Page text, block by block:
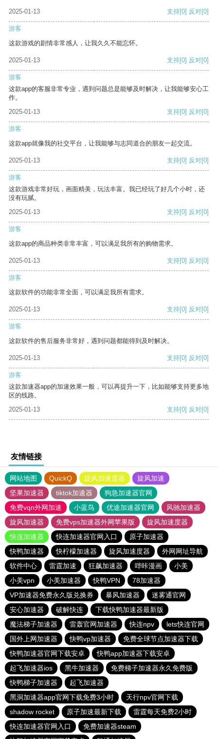
2025-01-13 支持[0] 反对[0]
游客
这款游戏的剧情非常感人，让我久久不能忘怀。
2025-01-13 支持[0] 反对[0]
游客
这款app的客服非常专业，遇到问题总是能够及时解决，让我能够安心工
作。
2025-01-13
支持[0] 反对[0]
游客
这款app就像我的社交平台，让我能够与志同道合的朋友一起交流。
2025-01-13 支持[0] 反对[0]
游客
这款游戏非常好玩，画面精美，玩法丰富。我已经玩了好几个小时，还
没有玩腻。
2025-01-13
支持[0] 反对[0]
游客
这款app的商品种类非常丰富，可以满足我所有的购物需求。
2025-01-13 支持[0] 反对[0]
游客
这款软件的功能非常全面，可以满足我所有需求。
2025-01-13 支持[0] 反对[0]
游客
这款软件的售后服务非常好，遇到问题都能得到及时解决。
2025-01-13 支持[0] 反对[0]
游客
这款加速器app的加速效果一般，可以再提升一下，比如能够支持更多地
区的线路。
2025-01-13
支持[0] 反对[0]
友情链接
网站地图 QuickQ 旋风加速度器
旋风加速
坚果加速器
tiktok加速器
狗急加速器官网
免费vqn外网加速
小蓝鸟 优途加速器官网
风驰加速器
旋风加速器
免费vps加速器外网苹果版
旋风加速度器
快连加速器
快连加速器官网入口
原子加速器
快鸭加速器
快柠檬加速器 旋风加速度器
外网网址导航
软件中心
雷霆加速 狂飙加速器 哔咔漫画
小美
小美vpn
小美加速器 快鸭VPN
78加速器
VP加速器免费永久版兑换券
暴风加速器
迷雾通官网
安心加速器
破解快连
下载快鸭加速器最新版
魔法梯子加速器
雷轰官网加速器 快连npv
lets快连官网
国外上网加速器
快鸭vp加速器
免费全球节点加速器下载
快鸭加速器官网下载安卓
快鸭app加速器下载安卓
起飞加速器ios
黑牛加速器
免费梯子加速器永久免费版
快鸭梯子加速器
起飞加速器
黑洞加速器app官网下载免费3小时
天行npv官网下载
shadow rocket
原子加速最新下载
雷霆每天免费2小时
快连加速器官网入口
免费加速器steam